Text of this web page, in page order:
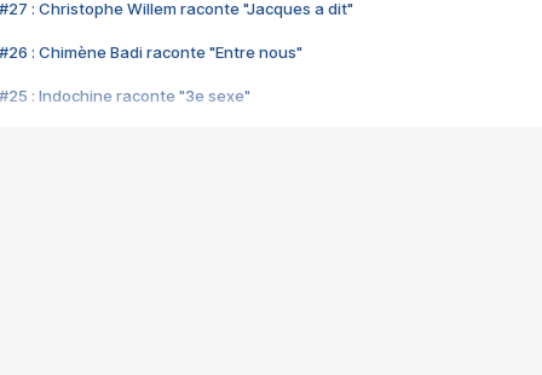
#27 : Christophe Willem raconte "Jacques a dit"
#26 : Chimène Badi raconte "Entre nous"
#25 : Indochine raconte "3e sexe"